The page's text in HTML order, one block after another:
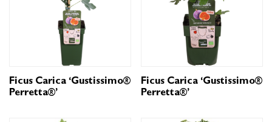
Ficus Carica ‘Gustissimo®
Perretta®’
Ficus Carica ‘Gustissimo®
Perretta®’